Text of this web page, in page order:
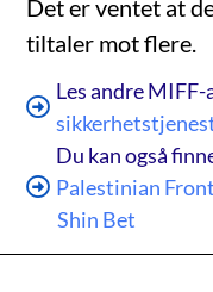
Det er ventet at
tiltaler mot flere.
Les andre
Du kan også
Palestinian
Shin Bet